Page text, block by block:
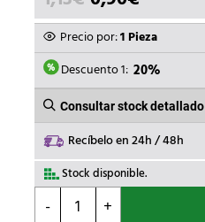
PRECIO
ORIGINAL
ERA:
1,13€.
PRECIO
ACTUAL
ES:
0,90€.
Precio por:1 Pieza
Descuento 1: 20%
Consultar stock detallado
Recíbelo en 24h / 48h
Stock disponible.
-
CEPEX
+